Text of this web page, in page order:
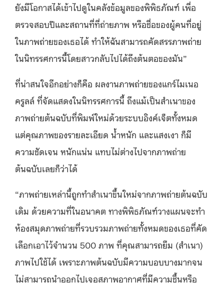
ยังมีโอกาสได้เข้าไปดูในคลังข้อมูลของพิพิธภัณฑ์ เพื่อ
ตรวจสอบปีและสถานที่ที่ถ่ายภาพ หรือชื่อของผู้คนที่อยู่
ในภาพถ่ายของเธอได้ ทำให้ฉันสามารถคัดสรรภาพถ่าย
ในนิทรรศการนี้โดยสาวกลับไปได้ถึงต้นตอของมัน”
ที่น่าสนใจอีกอย่างก็คือ ผลงานภาพถ่ายของแกร์ไมเนอ
ครูลล์ ที่จัดแสดงในนิทรรศการนี้ ถึงแม้เป็นสำเนาของ
ภาพถ่ายต้นฉบับที่พิมพ์ใหม่ด้วยระบบอิงค์เจ็ตทั้งหมด
แต่คุณภาพของรายละเอียด น้ำหนัก และแสงเงา ก็มี
ความชัดเจน หนักแน่น แทบไม่ต่างไปจากภาพถ่าย
ต้นฉบับเลยก็ว่าได้
“ภาพถ่ายเหล่านี้ถูกทำสำเนาขึ้นใหม่จากภาพถ่ายต้นฉบับ
เดิม ด้วยความที่ในอนาคต ทางพิพิธภัณฑ์วางแผนจะทำ
ห้องสมุดภาพถ่ายที่รวบรวมภาพถ่ายทั้งหมดของเธอที่คัด
เลือกเอาไว้จำนวน 500 ภาพ ที่คุณสามารถยืม (สำเนา)
ภาพไปใช้ได้ เพราะภาพต้นฉบับมีความบอบบางมากจน
ไม่สามารถนำออกไปเจอสภาพอากาศที่มีความชื้นหรือ